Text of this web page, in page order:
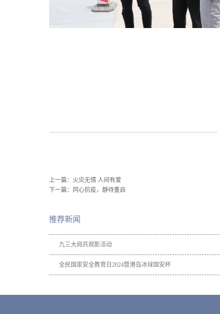
上一篇： 火灾无情 人间有爱
下一篇：
同心抗疫，静待重启
推荐新闻
九三大阅兵观影活动
全民国家安全教育日2024暨港岛冰球国安杯